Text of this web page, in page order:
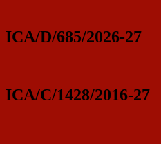
ICA/D/685/2026-27
ICA/C/1428/2016-27